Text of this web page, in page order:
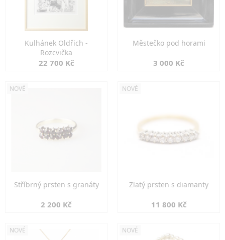
Kulhánek Oldřich -
Rozcvička
22 700 Kč
Městečko pod horami
3 000 Kč
NOVÉ
Stříbrný prsten s granáty
2 200 Kč
NOVÉ
Zlatý prsten s diamanty
11 800 Kč
NOVÉ NOVÉ